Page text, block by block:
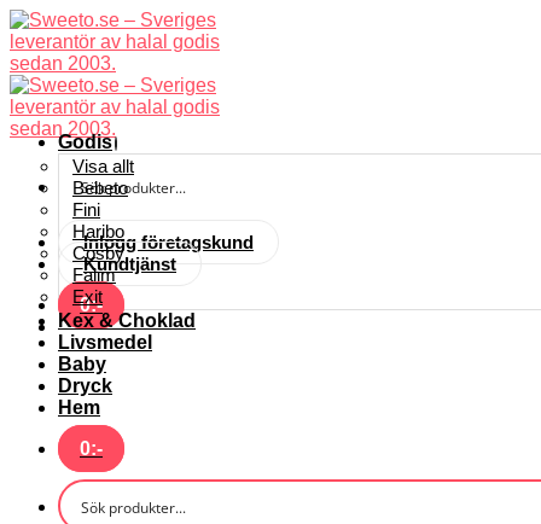
Skip
to
content
Inlogg företagskund
Kundtjänst
0:-
Godis
Visa allt
Bebeto
Fini
Haribo
Cosby
Falim
Exit
Kex & Choklad
Livsmedel
Baby
Dryck
Hem
0:-